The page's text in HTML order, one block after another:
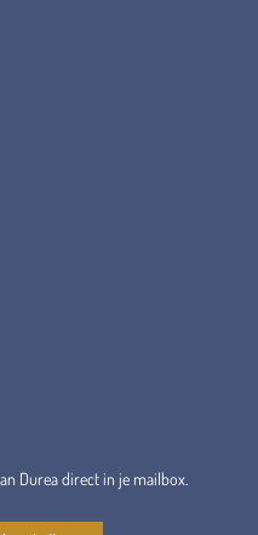
Durea direct in je mailbox.